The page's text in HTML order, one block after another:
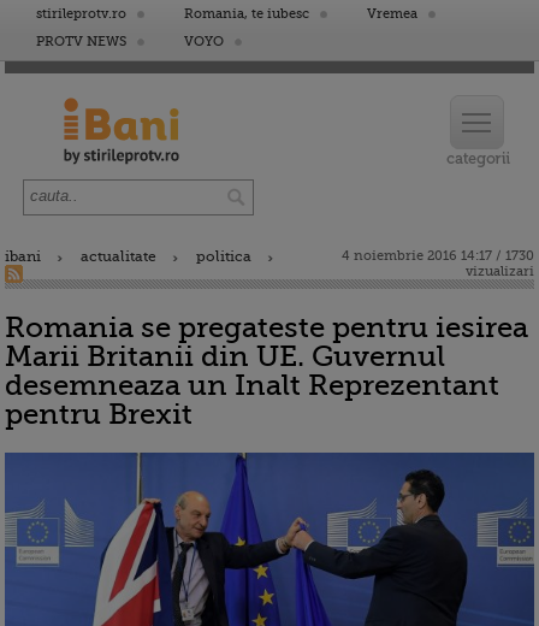
stirileprotv.ro Romania, te iubesc
Vremea
PROTV NEWS
VOYO
ibani actualitate politica
4 noiembrie 2016 14:17 / 1730
vizualizari
Romania se pregateste pentru iesirea
Marii Britanii din UE. Guvernul
desemneaza un Inalt Reprezentant
pentru Brexit